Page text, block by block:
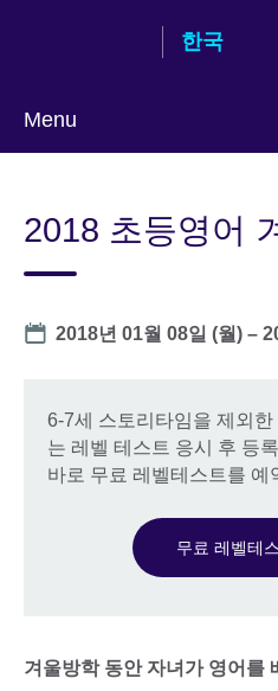
content
한국
Menu
2018 초등영어
Date
2018년 01월 08일 (월) –
6-7세 스토리타임을 제외
는 레벨 테스트 응시 후 등
바로 무료 레벨테스트를 예
무료 레벨테
겨울방학 동안 자녀가 영어를